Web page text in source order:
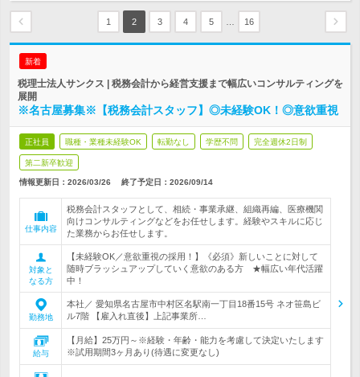
1 2 3 4 5 16
新着
税理士法人サンクス | 税務会計から経営支援まで幅広いコンサルティングを
展開
※名古屋募集※【税務会計スタッフ】◎未経験OK！◎意欲重視
正社員 職種・業種未経験OK 転勤なし 学歴不問 完全週休2日制
第二新卒歓迎
情報更新日：2026/03/26 終了予定日： 2026/09/14
仕事内容
税務会計スタッフとして、相続・事業承継、組織再編、医療機関
向けコンサルティングなどをお任せします。経験やスキルに応じ
た業務からお任せします。
対象と
なる方
【未経験OK／意欲重視の採用！】《必須》新しいことに対して
随時ブラッシュアップしていく意欲のある方 ★幅広い年代活躍
中！
勤務地
本社／ 愛知県名古屋市中村区名駅南一丁目18番15号 ネオ笹島ビ
ル7階 【雇入れ直後】上記事業所…
給与
【月給】25万円～※経験・年齢・能力を考慮して決定いたします
※試用期間3ヶ月あり(待遇に変更なし)